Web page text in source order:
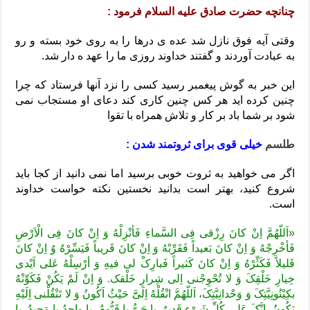
چنانچه حضرت صادق علیه السلام فرمود :
وقتی آیه فوق نازل شد عده ی درها را به روی خود بسته و رو
به عبادت آوردند و گفتند خداوند روزی ما را عهد ه دار شد.
این خبر به گوش پیغمبر رسید کسی را نزد آنها فرستاد که چرا
چنین کرده اید هر کس چنین کاری کند دعای او مستجاب نمی
شود بر شما باد بر کار و تلاش همراه با تقوا
طلسم خیلی قوی برای ثروتمند شدن :
اگر می خواهید به ثروت خوبی برسید اما نمی دانید از کجا باید
شروع کنید، بهتر است بدانید نخستین نکته خواست خداوند
است.
«اَللّهُمَّ اِنْ کانَ رِزْقی فِی السَّماءِ فَأنْزِلْهُ وَ اِنْ کانَ فِی الْاَرْضِ
فَأخْرِجْهُ وَ اِنْ کانَ بَعیداً فَقَرِّبْهُ وَ اِنْ کانَ قَریباً فَیَسِّرْهُ وُ اِنْ کانَ
قَلیلاً فَکَثِّرْهُ وَ اِنْ کانَ کَثیراً فَبارِکْ لی فیهِ وَ أرْسِلْهُ عَلی اَیْدی
خِیارِ خَلْقِکَ وَ لا تُحْوِجْنی اِلی شِرارِ خَلْقک. وَ اِنْ لَمْ یَکُنْ فَکَوِّنْهُ
بکِیْنُونِیَّتِکَ وَ وَحْدانِیَّتِکَ، اَللّهُمَّ انْقُلْهُ اِلَیََّ حَیْثُ اَکُونُ وَ لا تَنْقُلْنی اِلَیْهِ